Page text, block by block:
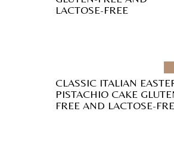
LACTOSE-FREE
CLASSIC ITALIAN
PISTACHIO CAKE
FREE AND LACTOSE-